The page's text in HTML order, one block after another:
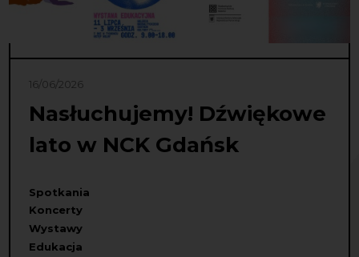
16/06/2026
Nasłuchujemy! Dźwiękowe
lato w NCK Gdańsk
Spotkania
Koncerty
Wystawy
Edukacja